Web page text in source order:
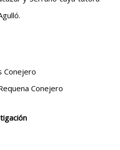
Conejero
Conejero